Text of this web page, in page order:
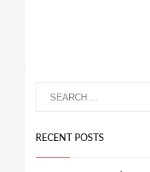
RECENT POSTS